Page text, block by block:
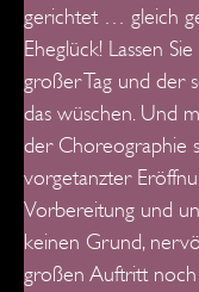
gerichtet … gleich
Eheglück! Lassen
großer Tag und der
das wüschen. Und
der Choreographie
vorgetanzter
Vorbereitung und
keinen Grund,
großen Auftritt